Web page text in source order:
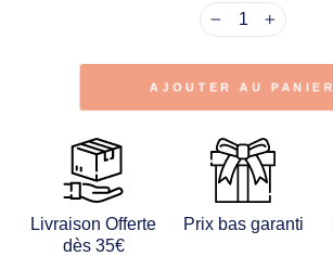
+
AJOUTER AU PANIER
Livraison Offerte
dès 35€
Prix bas garanti